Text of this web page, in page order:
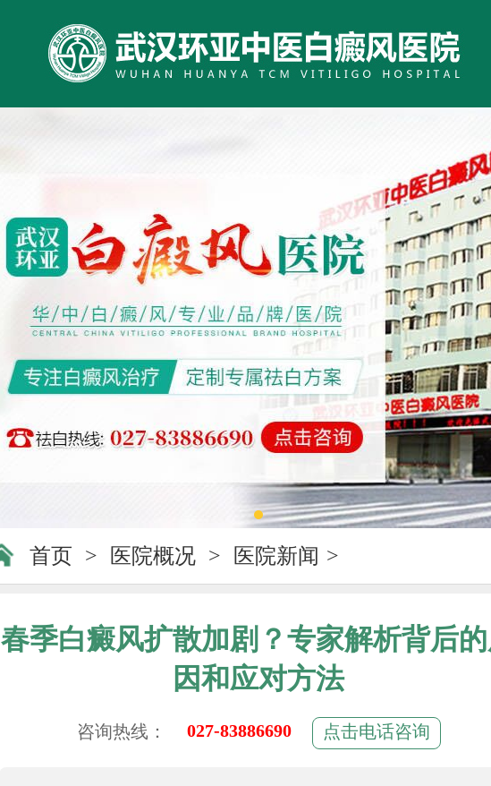
首页 > 医院概况 > 医院新闻 >
春季白癜风扩散加剧？专家解析背后
因和应对方法
咨询热线： 027-83886690 点击电话咨询